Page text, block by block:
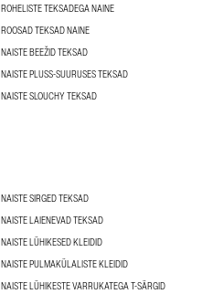
ROHELISTE TEKSADEGA NAINE
ROOSAD TEKSAD NAINE
NAISTE BEEŽID TEKSAD
NAISTE PLUSS-SUURUSES TEKSAD
NAISTE SLOUCHY TEKSAD
NAISTE SIRGED TEKSAD
NAISTE LAIENEVAD TEKSAD
NAISTE LÜHIKESED KLEIDID
NAISTE PULMAKÜLALISTE KLEIDID
NAISTE LÜHIKESTE VARRUKATEGA T-SÄRGID